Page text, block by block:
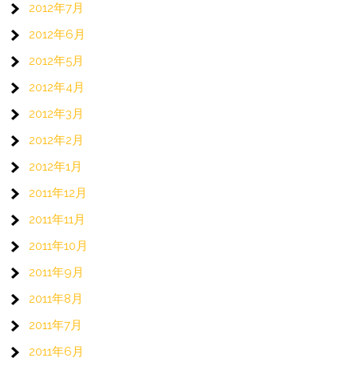
2012年7月
2012年6月
2012年5月
2012年4月
2012年3月
2012年2月
2012年1月
2011年12月
2011年11月
2011年10月
2011年9月
2011年8月
2011年7月
2011年6月